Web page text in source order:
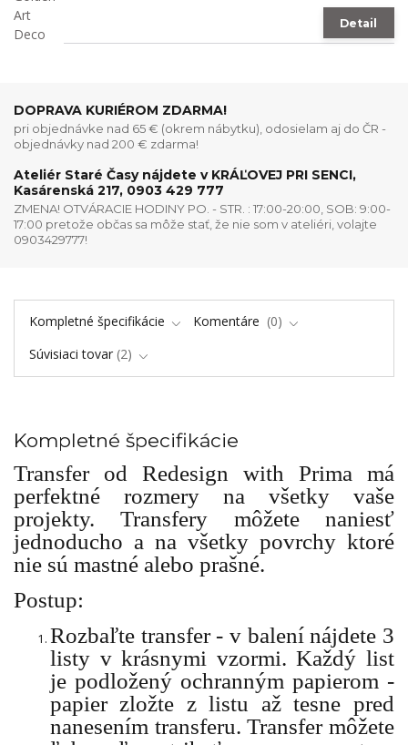
Detail
DOPRAVA KURIÉROM ZDARMA!
pri objednávke nad 65 € (okrem nábytku), odosielam aj do ČR -
objednávky nad 200 € zdarma!
Ateliér Staré Časy nájdete v KRÁĽOVEJ PRI SENCI,
Kasárenská 217, 0903 429 777
ZMENA! OTVÁRACIE HODINY PO. - STR. : 17:00-20:00, SOB: 9:00-
17:00 pretože občas sa môže stať, že nie som v ateliéri, volajte
0903429777!
Kompletné špecifikácie Komentáre
0
Súvisiaci tovar 2
Kompletné špecifikácie
Transfer od Redesign with Prima má
perfektné rozmery na všetky vaše
projekty. Transfery môžete naniesť
jednoducho a na všetky povrchy ktoré
nie sú mastné alebo prašné.
Postup:
Rozbaľte transfer - v balení nájdete 3
listy v krásnymi vzormi. Každý list
je podložený ochranným papierom -
papier zložte z listu až tesne pred
nanesením transferu. Transfer môžete